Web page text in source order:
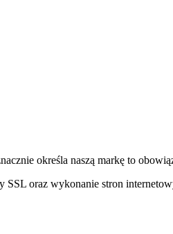
określa naszą markę to
SSL oraz wykonanie stron